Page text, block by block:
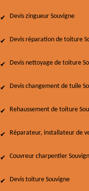
Devis zingueur Souvigne
Devis réparation de toiture
Devis nettoyage de toiture
Devis changement de tuile
Rehaussement de toiture
Réparateur, installateur de
Couvreur charpentier
Devis toiture Souvigne